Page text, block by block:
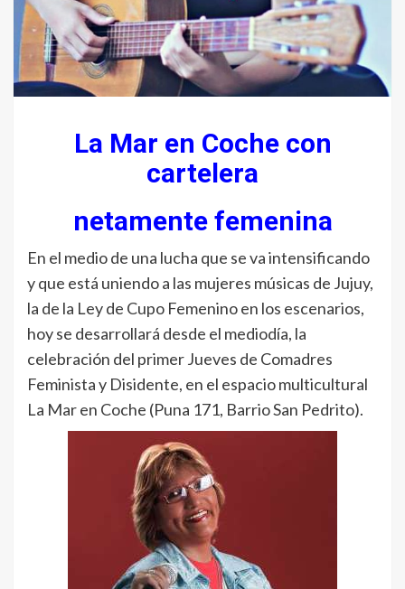
La Mar en Coche con
cartelera
netamente femenina
En el medio de una lucha que se va intensificando
y que está uniendo a las mujeres músicas de Jujuy,
la de la Ley de Cupo Femenino en los escenarios,
hoy se desarrollará desde el mediodía, la
celebración del primer Jueves de Comadres
Feminista y Disidente, en el espacio multicultural
La Mar en Coche (Puna 171, Barrio San Pedrito).